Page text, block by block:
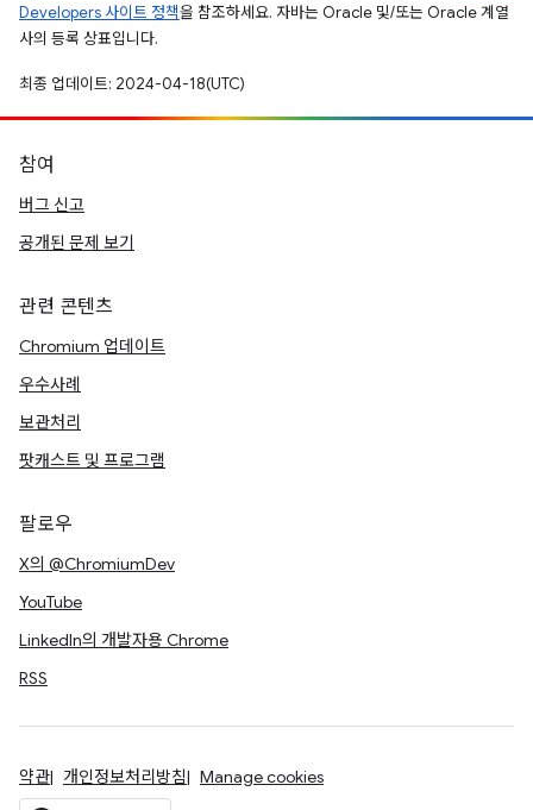
Developers 사이트 정책을 참조하세요. 자바는 Oracle 및/또는 Oracle 계열
사의 등록 상표입니다.
최종 업데이트: 2024-04-18(UTC)
참여
버그 신고
공개된 문제 보기
관련 콘텐츠
Chromium 업데이트
우수사례
보관처리
팟캐스트 및 프로그램
팔로우
X의 @ChromiumDev
YouTube
LinkedIn의 개발자용 Chrome
RSS
약관 개인정보처리방침 Manage cookies